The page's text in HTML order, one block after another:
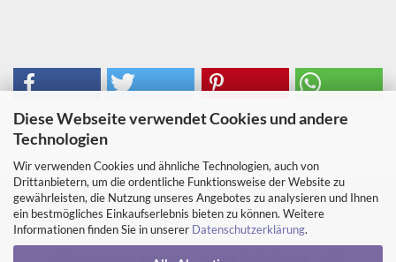
Diese Webseite verwendet Cookies und andere
Technologien
Wir verwenden Cookies und ähnliche Technologien, auch von
Drittanbietern, um die ordentliche Funktionsweise der Website zu
gewährleisten, die Nutzung unseres Angebotes zu analysieren und Ihnen
ein bestmögliches Einkaufserlebnis bieten zu können. Weitere
Informationen finden Sie in unserer Datenschutzerklärung.
Impressum Kontakt
Versand- & Zahlungsbedingungen
Widerrufsrecht & Muster-Widerrufsformular
Öffnungszeiten und Lage
Service & US-Comics